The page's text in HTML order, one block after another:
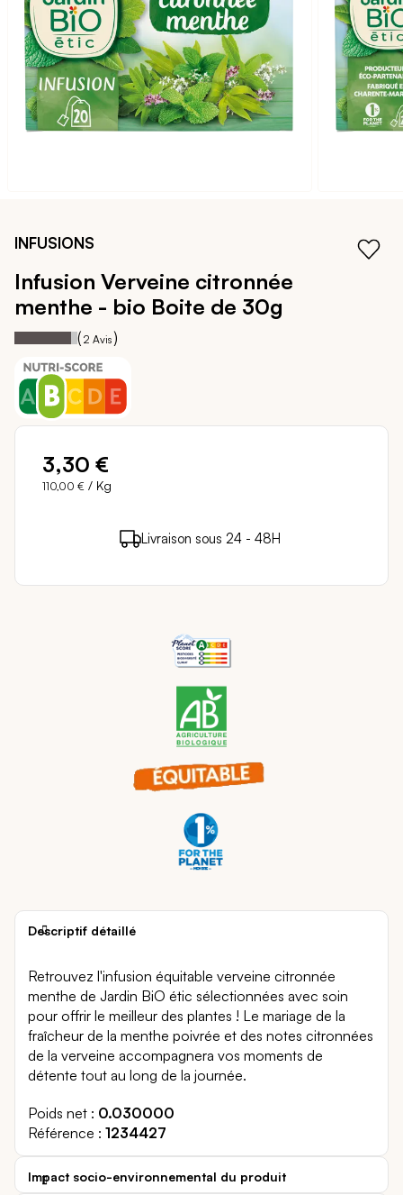
galerie
d’images
début
Galerie
INFUSIONS
Infusion Verveine citronnée
menthe - bio Boite de 30g
Notation: 90
% of 100
( 2 Avis )
3,30 €
110,00 € / Kg
3 points de fidélité ( 0,06 € )
en achetant ce
Livraison sous 24 - 48H
Paiement sécurisé
Descriptif détaillé
Retrouvez l'infusion équitable verveine citronnée
menthe de Jardin BiO étic sélectionnées avec soin
pour offrir le meilleur des plantes ! Le mariage de la
fraîcheur de la menthe poivrée et des notes citronnées
de la verveine accompagnera vos moments de
détente tout au long de la journée.
Poids net
0.030000
Référence
1234427
Impact socio-environnemental du produit